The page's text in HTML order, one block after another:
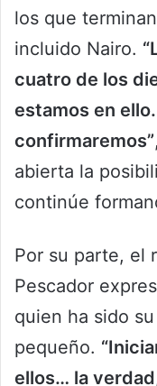
los que
incluido Nairo.
cuatro de los
estamos en
confirmaremos”
abierta la
continúe
Por su parte, el
Pescador
quien ha sido
pequeño.
ellos… la